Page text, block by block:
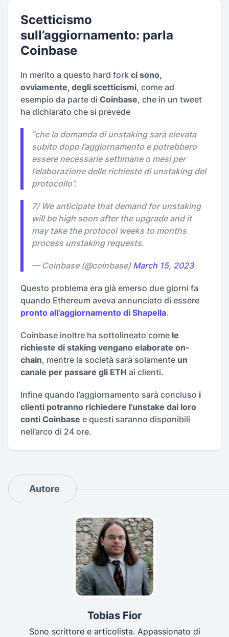
Scetticismo
sull’aggiornamento: parla
Coinbase
In merito a questo hard fork ci sono,
ovviamente, degli scetticismi, come ad
esempio da parte di Coinbase, che in un tweet
ha dichiarato che si prevede
“che la domanda di unstaking sarà elevata
subito dopo l’aggiornamento e potrebbero
essere necessarie settimane o mesi per
l’elaborazione delle richieste di unstaking del
protocollo”.
7/ We anticipate that demand for unstaking
will be high soon after the upgrade and it
may take the protocol weeks to months
process unstaking requests.
— Coinbase (@coinbase) March 15, 2023
Questo problema era già emerso due giorni fa
quando Ethereum aveva annunciato di essere
pronto all’aggiornamento di Shapella.
Coinbase inoltre ha sottolineato come le
richieste di staking vengano elaborate on-
chain, mentre la società sarà solamente un
canale per passare gli ETH ai clienti.
Infine quando l’aggiornamento sarà concluso i
clienti potranno richiedere l’unstake dai loro
conti Coinbase e questi saranno disponibili
nell’arco di 24 ore.
Autore
Tobias Fior
Sono scrittore e articolista. Appassionato di